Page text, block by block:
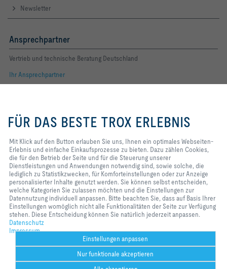
Newsletter
Ansprechpartner
Vertrieb und technische Beratung Deutschland
Ihr Ansprechpartner
YOUTUBE
FACEBOOK
LINKEDIN
INSTAGRAM
Home Kontakt Impressum
Einkaufsbedingungen
Code of Conduct
Datenschutz
Sie uns, Ihnen ein optimales
Webseiten-Erlebnis und einfache
zählen Cookies, die für den
Betrieb der Seite und für die
Steuerung unserer
Dienstleistungen und
Anwendungen notwendig sind,
sowie solche, die lediglich zu
Statistikzwecken, für
Komforteinstellungen oder zur
Anzeige personalisierter Inhalte
genutzt werden. Sie können selbst
Sie zulassen möchten und die
Einstellungen zur Datennutzung
individuell anpassen. Bitte
beachten Sie, dass auf Basis Ihrer
Einstellungen womöglich nicht alle
FÜR DAS BESTE TROX ERLEBNIS
Mit Klick auf den Button erlauben Sie uns, Ihnen ein optimales Webseiten-
Erlebnis und einfache Einkaufsprozesse zu bieten. Dazu zählen Cookies,
die für den Betrieb der Seite und für die Steuerung unserer
Dienstleistungen und Anwendungen notwendig sind, sowie solche, die
lediglich zu Statistikzwecken, für Komforteinstellungen oder zur Anzeige
personalisierter Inhalte genutzt werden. Sie können selbst entscheiden,
welche Kategorien Sie zulassen möchten und die Einstellungen zur
Datennutzung individuell anpassen. Bitte beachten Sie, dass auf Basis Ihrer
Einstellungen womöglich nicht alle Funktionalitäten der Seite zur Verfügung
stehen. Diese Entscheidung können Sie natürlich jederzeit anpassen.
Datenschutz
Impressum
Einstellungen anpassen
Nur funktionale akzeptieren